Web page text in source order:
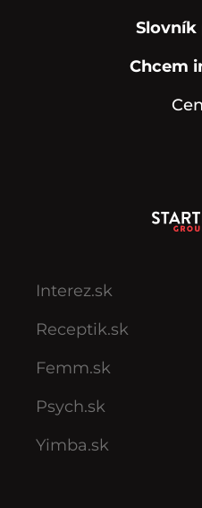
Chcem
Interez.sk
Receptik.sk
Femm.sk
Psych.sk
Yimba.sk